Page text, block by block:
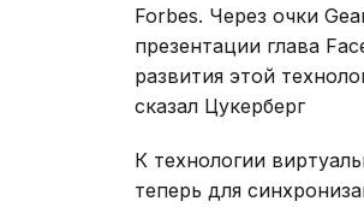
Forbes. Через очки
презентации глава
развития этой
сказал Цукерберг
К технологии
теперь для